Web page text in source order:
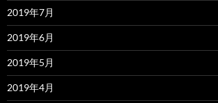
2019年7月
2019年6月
2019年5月
2019年4月